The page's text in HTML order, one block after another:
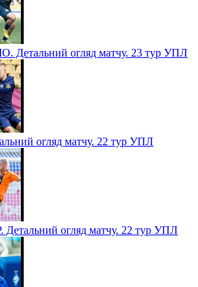
огляд матчу. 23 тур УПЛ
огляд матчу. 22 тур УПЛ
огляд матчу. 22 тур УПЛ